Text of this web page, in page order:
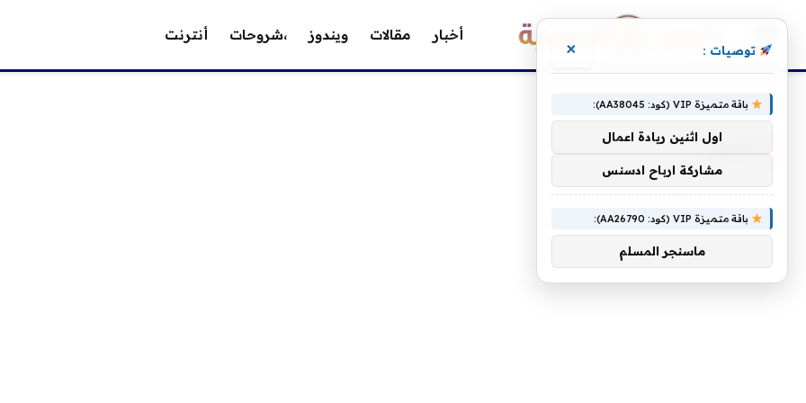
أخبار مقالات ويندوز ،شروحات أنترنت
الرئيسية
توصيات : ×
باقة متميزة VIP (كود: AA38045):
اول اثنين ريادة اعمال
مشاركة ارباح ادسنس
باقة متميزة VIP (كود: AA26790):
ماسنجر المسلم